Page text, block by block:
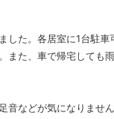
た。各居室に1台駐車
また、車で帰宅しても
などが気になりません